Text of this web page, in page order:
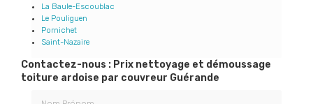
La Baule-Escoublac
Le Pouliguen
Pornichet
Saint-Nazaire
Contactez-nous : Prix nettoyage et démoussage
toiture ardoise par couvreur Guérande